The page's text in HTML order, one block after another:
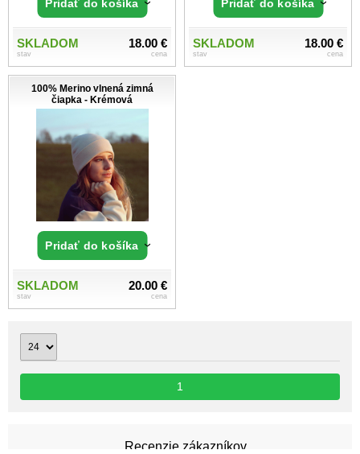
Recenzie zákazníkov
Pridať do košíka
SKLADOM
stav
18.00 €
cena
Pridať do košíka
SKLADOM
stav
18.00 €
cena
100% Merino vlnená zimná
čiapka - Krémová
Pridať do košíka
SKLADOM
stav
20.00 €
cena
1